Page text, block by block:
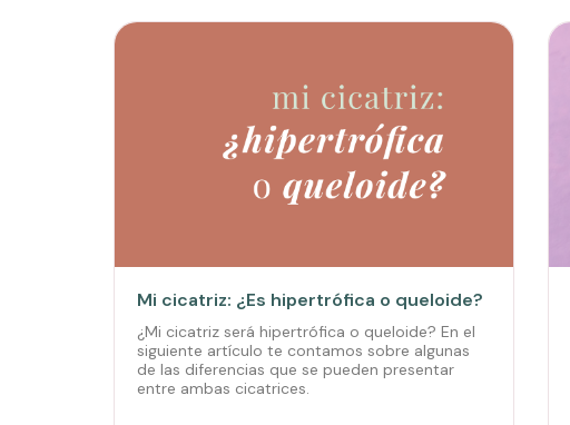
Mi cicatriz: ¿Es hipertrófica o queloide?
¿Mi cicatriz será hipertrófica o queloide? En el
siguiente artículo te contamos sobre algunas
de las diferencias que se pueden presentar
entre ambas cicatrices.